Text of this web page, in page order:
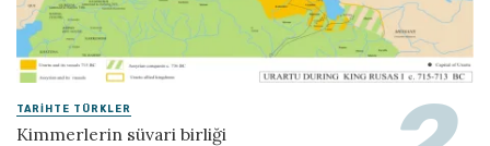
TARIHTE TÜRKLER
Kimmerlerin süvari birliği